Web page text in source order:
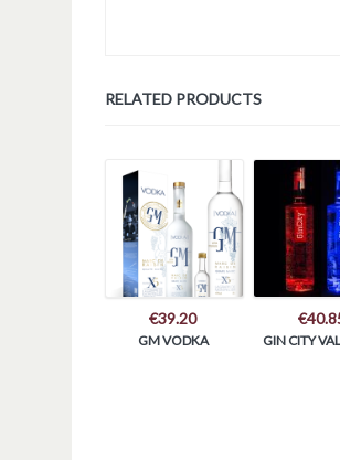
RELATED PRODUCTS
€39.20
GM VODKA
€
GIN CITY